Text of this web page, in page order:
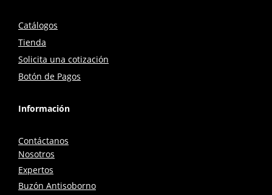
Catálogos
Tienda
Solicita una cotización
Botón de Pagos
Información
Contáctanos
Nosotros
Expertos
Buzón Antisoborno